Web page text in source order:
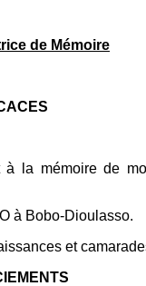
de Mémoire
la mémoire de
à Bobo-Dioulasso.
et